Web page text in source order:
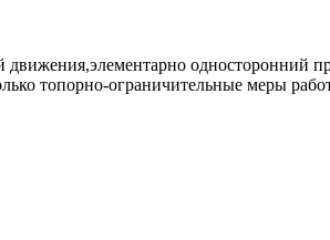
односторонний
топорно-ограничительные меры